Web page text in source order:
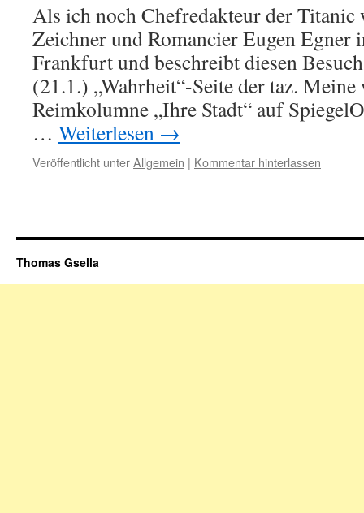
Als ich noch Chefredakteur der Titanic
Zeichner und Romancier Eugen Egner
Frankfurt und beschreibt diesen
(21.1.) „Wahrheit“-Seite der taz.
Reimkolumne „Ihre Stadt“ auf
… Weiterlesen →
Veröffentlicht unterAllgemein | Kommentar hinterlassen
Thomas Gsella